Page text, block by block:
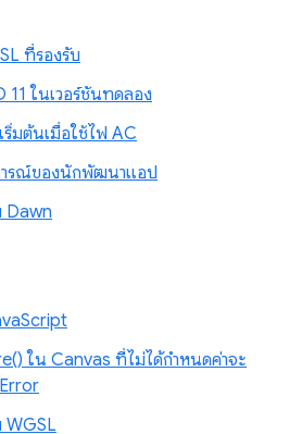
ที่รองรับ
11 ในเวอร์ชันทดลอง
ริ่มต้นเมื่อใช้ไฟ AC
ารณ์ของนักพัฒนาแอป
Dawn
ใน Canvas ที่ไม่ได้กำหนดค่าจะ
WGSL